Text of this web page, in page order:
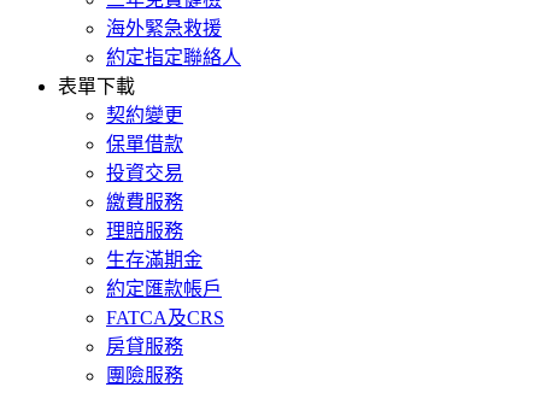
海外緊急救援
約定指定聯絡人
表單下載
契約變更
保單借款
投資交易
繳費服務
理賠服務
生存滿期金
約定匯款帳戶
FATCA及CRS
房貸服務
團險服務